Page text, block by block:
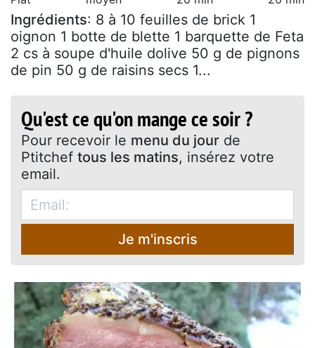
Ingrédients: 8 à 10 feuilles de brick 1
oignon 1 botte de blette 1 barquette de Feta
2 cs à soupe d'huile dolive 50 g de pignons
de pin 50 g de raisins secs 1...
Qu'est ce qu'on mange ce soir ?
Pour recevoir le menu du jour de
Ptitchef tous les matins, insérez votre
email.
Je m'inscris